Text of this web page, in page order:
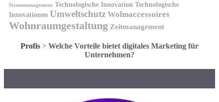
Stressmanagement Technologische Innovation Technologische
Innovationen Umweltschutz Wohnaccessoires
Wohnraumgestaltung Zeitmanagement
Profis > Welche Vorteile bietet digitales Marketing für
Unternehmen?